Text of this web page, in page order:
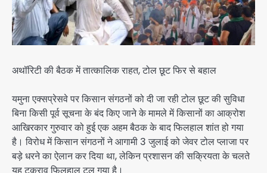
अथॉरिटी की बैठक में तात्कालिक राहत, टोल छूट फिर से बहाल
यमुना एक्सप्रेसवे पर किसान संगठनों को दी जा रही टोल छूट की सुविधा
बिना किसी पूर्व सूचना के बंद किए जाने के मामले में किसानों का आक्रोश
आखिरकार गुरुवार को हुई एक अहम बैठक के बाद फिलहाल शांत हो गया
है। विरोध में किसान संगठनों ने आगामी 3 जुलाई को जेवर टोल प्लाजा पर
बड़े धरने का ऐलान कर दिया था, लेकिन प्रशासन की सक्रियता के चलते